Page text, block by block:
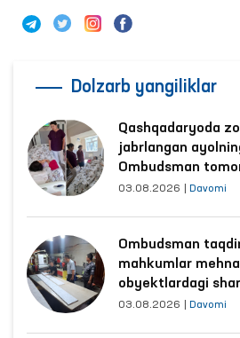
Dolzarb yangiliklar
Qashqadaryoda
jabrlangan
Ombudsman
03.08.2026 Davomi
Ombudsman
mahkumlar
obyektlardagi
03.08.2026 Davomi